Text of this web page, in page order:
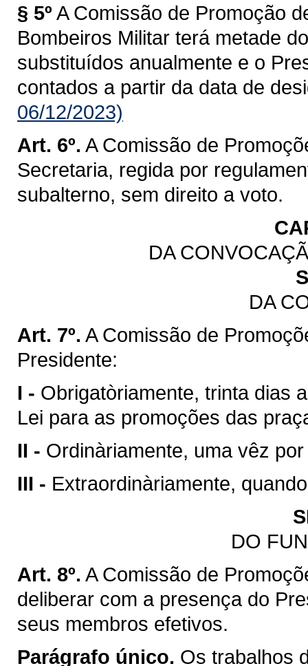
§ 5º A Comissão de Promoção
Bombeiros Militar terá metade
substituídos anualmente e o
contados a partir da data de
06/12/2023)
Art. 6º. A Comissão de
Secretaria, regida por
subalterno, sem direito a voto.
DA
DA
Art. 7º. A Comissão de
Presidente:
I - Obrigatòriamente, trinta dias
Lei para as promoções das
II - Ordinàriamente, uma vêz
III - Extraordinàriamente,
DO
Art. 8º. A Comissão de
deliberar com a presença do
seus membros efetivos.
Parágrafo único. Os trabalhos